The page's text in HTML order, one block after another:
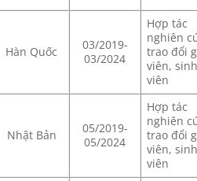
Hàn Quốc
03/2019-
03/2024
Hợp tác
nghiên
trao đổi
viên,
viên
Nhật Bản
05/2019-
05/2024
Hợp tác
nghiên
trao đổi
viên,
viên